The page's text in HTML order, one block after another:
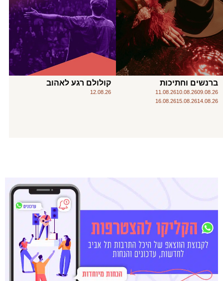
ברנשים וחתיכות
09.08.26
10.08.26
11.08.26
14.08.26
15.08.26
16.08.26
קולולם רגע לאהוב
12.08.26